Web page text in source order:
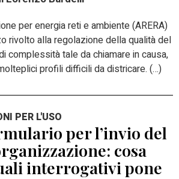
per energia reti e ambiente (ARERA)
rivolto alla regolazione della qualità del
complessità tale da chiamare in causa,
profili difficili da districare. (…)
PER L'USO
per l’invio del
cosa
interrogativi pone